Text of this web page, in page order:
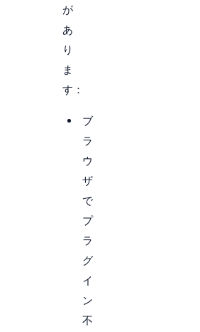
が
あ
り
ま
す：
ブ
ラ
ウ
ザ
で
プ
ラ
グ
イ
ン
不